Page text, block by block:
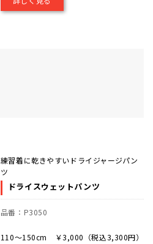
練習着に乾きやすいドライジャージパン
ツ
ドライスウェットパンツ
品番：P3050
110～150cm ￥3,000（税込3,300円）